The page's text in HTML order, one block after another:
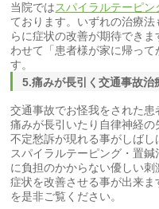
当院ではスパイラルテーピン
ております。いずれの治療
らに症状の改善が期待でき
わせて「患者様が家に帰っ
す。
5.痛みが長引く交通事故治
交通事故でお怪我をされた患
痛みが長引いたり自律神経
不定愁訴が現れる事がしばし
スパイラルテーピング・置
に負担のかからない優しい
症状を改善させる事が出来ま
を是非ご覧ください。